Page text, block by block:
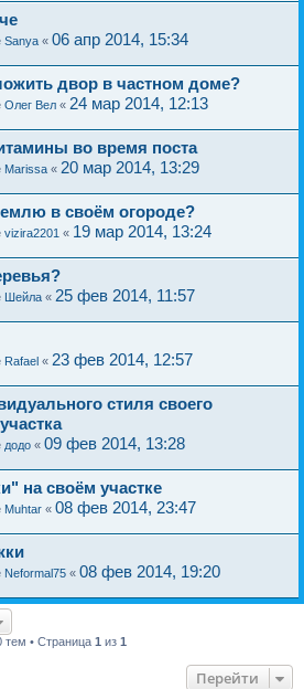
Sanya « 06 апр 2014, 15:34
двор в частном доме?
Олег Вел « 24 мар 2014, 12:13
во время поста
Marissa « 20 мар 2014, 13:29
в своём огороде?
vizira2201 « 19 мар 2014, 13:24
Шейла « 25 фев 2014, 11:57
Rafael « 23 фев 2014, 12:57
стиля своего
додо « 09 фев 2014, 13:28
на своём участке
Muhtar « 08 фев 2014, 23:47
Neformal75 « 08 фев 2014, 19:20
тем • Страница 1 из 1
Перейти